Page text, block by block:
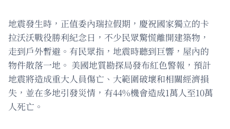
地震發生時，正值委內瑞拉假期，慶祝國家獨立的卡
拉沃沃戰役勝利紀念日，不少民眾驚慌離開建築物，
走到戶外暫避。有民眾指，地震時聽到巨響，屋內的
物件散落一地。 美國地質勘探局發布紅色警報，預計
地震將造成重大人員傷亡、大範圍破壞和相關經濟損
失，並在多地引發災情，有44%機會造成1萬人至10萬
人死亡。